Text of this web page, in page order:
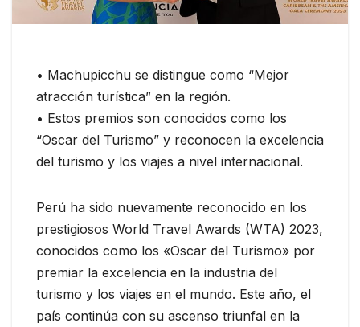
• Machupicchu se distingue como “Mejor
atracción turística” en la región.
• Estos premios son conocidos como los
“Oscar del Turismo” y reconocen la excelencia
del turismo y los viajes a nivel internacional.
Perú ha sido nuevamente reconocido en los
prestigiosos World Travel Awards (WTA) 2023,
conocidos como los «Oscar del Turismo» por
premiar la excelencia en la industria del
turismo y los viajes en el mundo. Este año, el
país continúa con su ascenso triunfal en la